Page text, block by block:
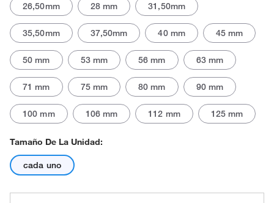
26,50mm 28 mm 31,50mm
35,50mm 37,50mm 40 mm 45 mm
50 mm 53 mm 56 mm 63 mm
71 mm 75 mm 80 mm 90 mm
100 mm 106 mm 112 mm 125 mm
Tamaño De La Unidad:
cada uno